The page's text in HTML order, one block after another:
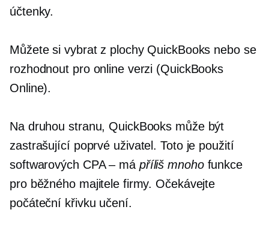
účtenky.
Můžete si vybrat z plochy QuickBooks nebo se
rozhodnout pro online verzi (QuickBooks
Online).
Na druhou stranu, QuickBooks může být
zastrašující poprvé uživatel. Toto je použití
softwarových CPA – má příliš mnoho funkce
pro běžného majitele firmy. Očekávejte
počáteční křivku učení.